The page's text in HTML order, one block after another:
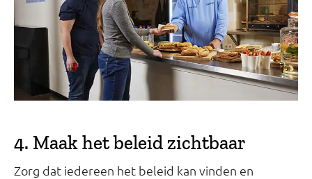
4. Maak het beleid zichtbaar
Zorg dat iedereen het beleid kan vinden en